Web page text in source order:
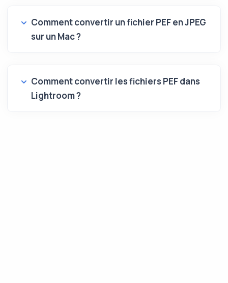
Comment convertir un fichier PEF en JPEG
sur un Mac ?
Comment convertir les fichiers PEF dans
Lightroom ?